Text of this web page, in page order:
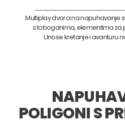
Multiplay dvorci na napuhavanje
s toboganima, elementima za
Unose kretanje i avanturu
POLIGONI S